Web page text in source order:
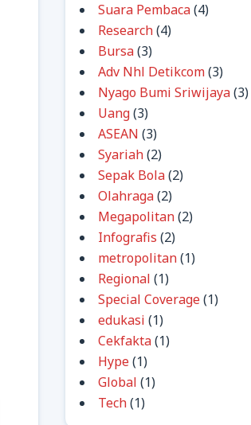
Suara Pembaca(4)
Research(4)
Bursa(3)
Adv Nhl Detikcom(3)
Nyago Bumi Sriwijaya(3)
Uang(3)
ASEAN (3)
Syariah(2)
Sepak Bola(2)
Olahraga(2)
Megapolitan(2)
Infografis (2)
metropolitan(1)
Regional (1)
Special Coverage(1)
edukasi (1)
Cekfakta(1)
Hype(1)
Global (1)
Tech(1)